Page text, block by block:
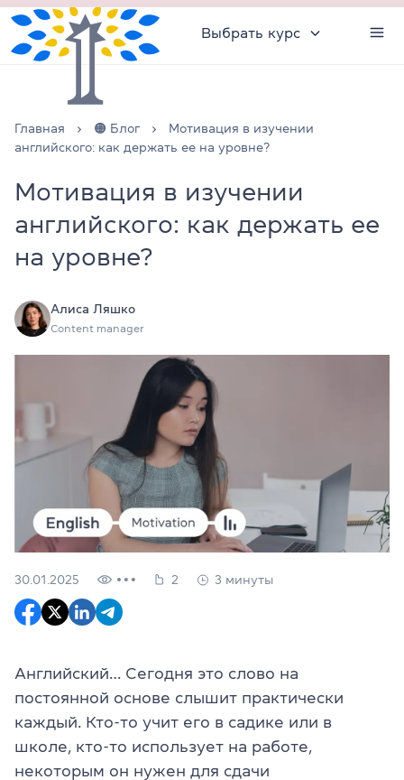
Выбрать курс
Главная 🟠 Блог
Мотивация в изучении
английского: как держать ее на уровне?
Мотивация в изучении
английского: как держать ее
на уровне?
Алиса Ляшко
Content manager
30.01.2025 2 3 минуты
Английский… Сегодня это слово на
постоянной основе слышит практически
каждый. Кто-то учит его в садике или в
школе, кто-то использует на работе,
некоторым он нужен для сдачи